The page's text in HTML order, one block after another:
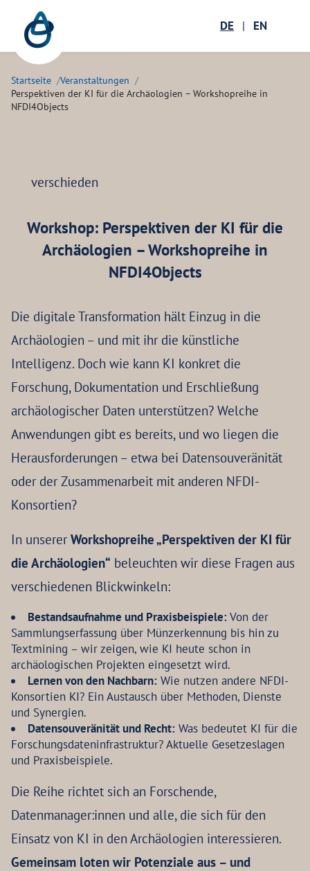
Zum Hauptinhalt springen
DE | EN
Startseite
Veranstaltungen
Perspektiven der KI für die Archäologien – Workshopreihe in
NFDI4Objects
verschieden
Workshop: Perspektiven der KI für die
Archäologien – Workshopreihe in
NFDI4Objects
Die digitale Transformation hält Einzug in die
Archäologien – und mit ihr die künstliche
Intelligenz. Doch wie kann KI konkret die
Forschung, Dokumentation und Erschließung
archäologischer Daten unterstützen? Welche
Anwendungen gibt es bereits, und wo liegen die
Herausforderungen – etwa bei Datensouveränität
oder der Zusammenarbeit mit anderen NFDI-
Konsortien?
In unserer Workshopreihe „Perspektiven der KI für
die Archäologien“ beleuchten wir diese Fragen aus
verschiedenen Blickwinkeln:
Bestandsaufnahme und Praxisbeispiele:Von der
Sammlungserfassung über Münzerkennung bis hin zu
Textmining – wir zeigen, wie KI heute schon in
archäologischen Projekten eingesetzt wird.
Lernen von den Nachbarn:Wie nutzen andere NFDI-
Konsortien KI? Ein Austausch über Methoden, Dienste
und Synergien.
Datensouveränität und Recht:Was bedeutet KI für die
Forschungsdateninfrastruktur? Aktuelle Gesetzeslagen
und Praxisbeispiele.
Die Reihe richtet sich an Forschende,
Datenmanager:innen und alle, die sich für den
Einsatz von KI in den Archäologien interessieren.
Gemeinsam loten wir Potenziale aus – und